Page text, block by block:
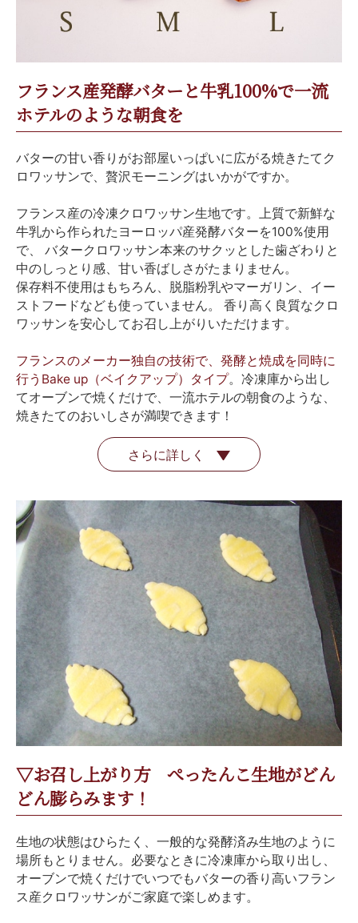
フランス産発酵バターと牛乳100%で一流
ホテルのような朝食を
バターの甘い香りがお部屋いっぱいに広がる焼きたてク
ロワッサンで、贅沢モーニングはいかがですか。
フランス産の冷凍クロワッサン生地です。上質で新鮮な
牛乳から作られたヨーロッパ産発酵バターを100%使用
で、 バタークロワッサン本来のサクッとした歯ざわりと
中のしっとり感、甘い香ばしさがたまりません。
保存料不使用はもちろん、脱脂粉乳やマーガリン、イー
ストフードなども使っていません。 香り高く良質なクロ
ワッサンを安心してお召し上がりいただけます。
フランスのメーカー独自の技術で、発酵と焼成を同時に
行うBake up（ベイクアップ）タイプ。冷凍庫から出し
てオーブンで焼くだけで、一流ホテルの朝食のような、
焼きたてのおいしさが満喫できます！
さらに詳しく
▽お召し上がり方 ぺったんこ生地がどん
どん膨らみます！
生地の状態はひらたく、一般的な発酵済み生地のように
場所もとりません。必要なときに冷凍庫から取り出し、
オーブンで焼くだけでいつでもバターの香り高いフラン
ス産クロワッサンがご家庭で楽しめます。